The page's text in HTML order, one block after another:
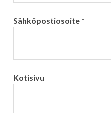
Sähköpostiosoite *
Kotisivu